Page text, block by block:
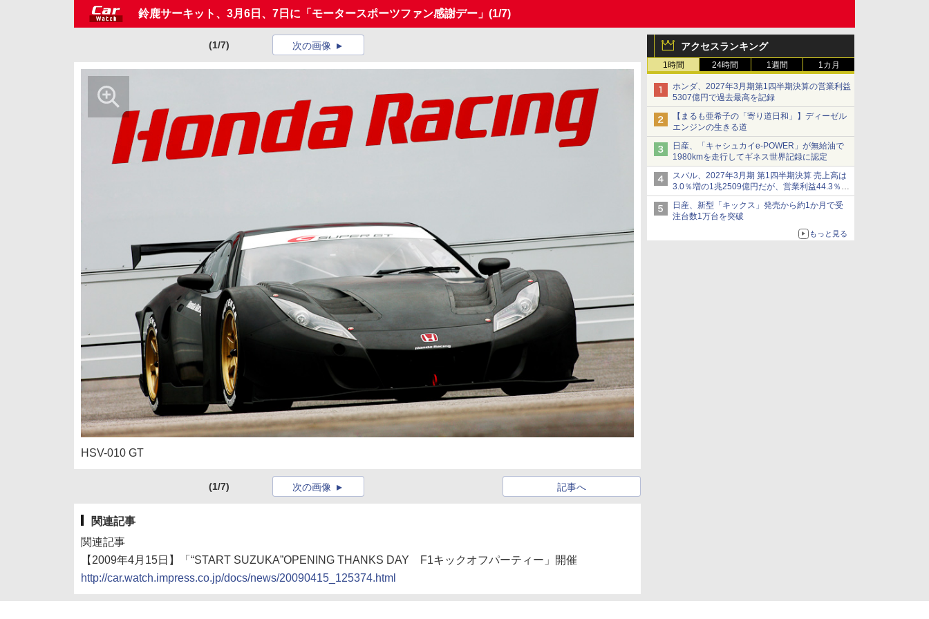
鈴鹿サーキット、3月6日、7日に「モータースポーツファン感謝デー」 (1/7)
アクセスランキング
1時間 24時間 1週間 1カ月
ホンダ、2027年3月期第1四半期決算の営業利益
5307億円で過去最高を記録
【まるも亜希子の「寄り道日和」】ディーゼル
エンジンの生きる道
日産、「キャシュカイe-POWER」が無給油で
1980kmを走行してギネス世界記録に認定
スバル、2027年3月期 第1四半期決算 売上高は
3.0％増の1兆2509億円だが、営業利益44.3％減
の426億円、当期利益10.3％減の492億円で増収
減益
日産、新型「キックス」発売から約1か月で受
注台数1万台を突破
もっと見る
(1/7) 次の画像
HSV-010 GT
(1/7) 記事へ
次の画像
関連記事
関連記事
【2009年4月15日】「“START SUZUKA”OPENING THANKS DAY F1キックオフパーティー」開催
http://car.watch.impress.co.jp/docs/news/20090415_125374.html